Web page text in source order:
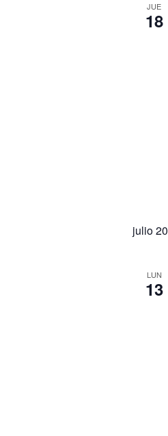
JUE
18
julio
LUN
13